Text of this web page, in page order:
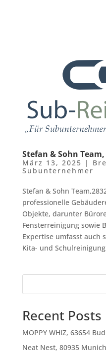
Stefan & Sohn
März 13, 2025 |
Subunternehmer
Stefan & Sohn
professionelle
Objekte, darunter
Fensterreinigung sowie
Expertise umfasst auch
Kita- und
Recent Posts
MOPPY WHIZ, 63654
Neat Nest, 80935